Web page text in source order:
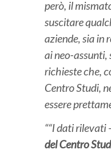
però, il
suscitare
aziende, sia in
ai neo-assunti,
richieste che,
Centro Studi,
essere
“I dati rilevati
del Centro